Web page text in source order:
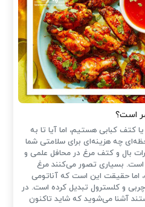
است؟
کتف کبابی هستیم، اما آیا تا به
چه هزینه‌ای برای سلامتی شما
بال و کتف مرغ در محافل علمی و
است. بسیاری تصور می‌کنند مرغ
اما حقیقت این است که آناتومی
و کلسترول تبدیل کرده است. در
و مستند آشنا می‌شوید که شاید تاکنون